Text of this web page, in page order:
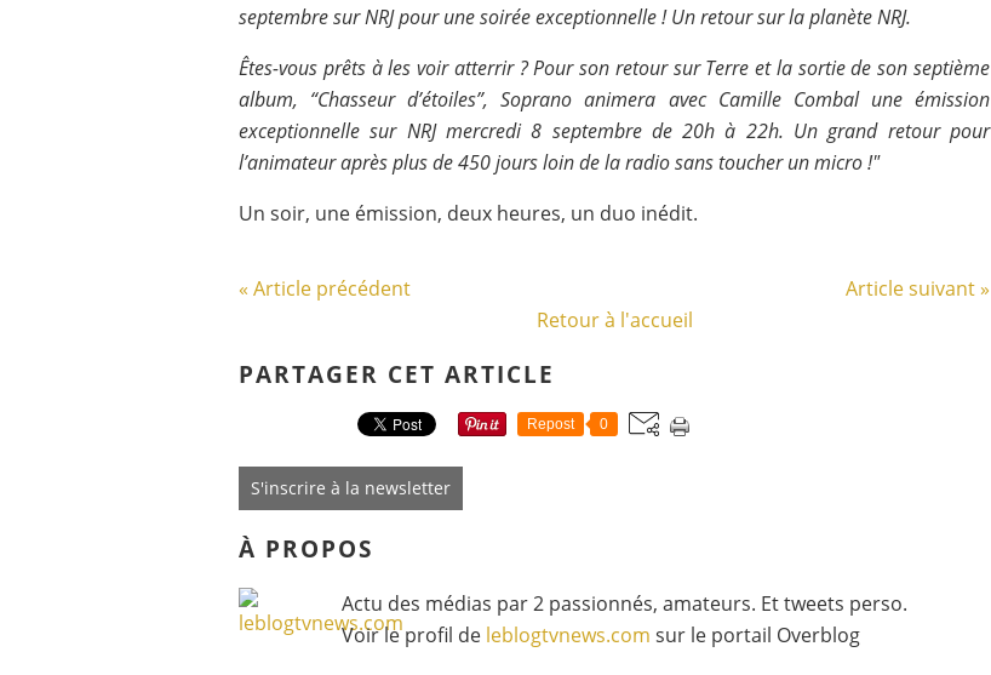
septembre sur NRJ pour une soirée exceptionnelle ! Un retour sur la planète NRJ.
Êtes-vous prêts à les voir atterrir ? Pour son retour sur Terre et la sortie de son septième
album, “Chasseur d’étoiles”, Soprano animera avec Camille Combal une émission
exceptionnelle sur NRJ mercredi 8 septembre de 20h à 22h. Un grand retour pour
l’animateur après plus de 450 jours loin de la radio sans toucher un micro !"
Un soir, une émission, deux heures, un duo inédit.
« Article précédent
Article suivant »
Retour à l'accueil
PARTAGER CET ARTICLE
Repost 0
S'inscrire à la newsletter
À PROPOS
Actu des médias par 2 passionnés, amateurs. Et tweets perso.
Voir le profil de leblogtvnews.com sur le portail Overblog